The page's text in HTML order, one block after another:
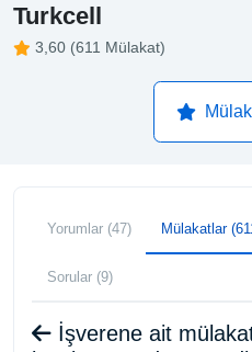
Turkcell
3,60 (611 Mülakat)
Yorumlar (47) Mülakatlar
Sorular (9)
İşverene ait